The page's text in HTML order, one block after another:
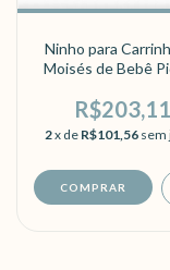
Ninho para
Moisés de Bebê
R$203,11
2x de R$101,56 sem